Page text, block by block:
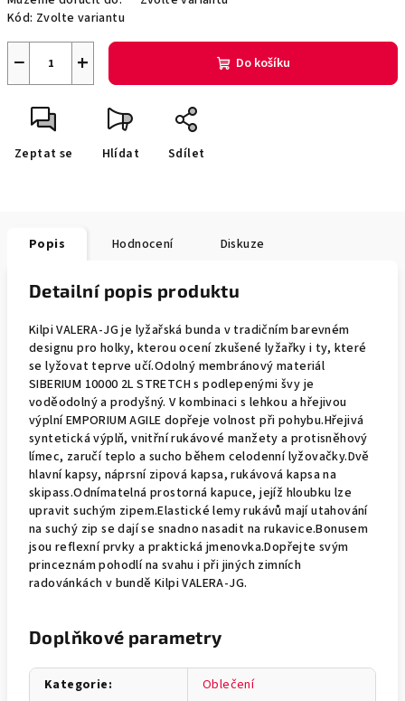
Kód: Zvolte variantu
+
− Do košíku
Zeptat se Hlídat Sdílet
Popis Hodnocení Diskuze
Detailní popis produktu
Kilpi VALERA-JG je lyžařská bunda v tradičním barevném
designu pro holky, kterou ocení zkušené lyžařky i ty, které
se lyžovat teprve učí.Odolný membránový materiál
SIBERIUM 10000 2L STRETCH s podlepenými švy je
voděodolný a prodyšný. V kombinaci s lehkou a hřejivou
výplní EMPORIUM AGILE dopřeje volnost při pohybu.Hřejivá
syntetická výplň, vnitřní rukávové manžety a protisněhový
límec, zaručí teplo a sucho během celodenní lyžovačky.Dvě
hlavní kapsy, náprsní zipová kapsa, rukávová kapsa na
skipass.Odnímatelná prostorná kapuce, jejíž hloubku lze
upravit suchým zipem.Elastické lemy rukávů mají utahování
na suchý zip se dají se snadno nasadit na rukavice.Bonusem
jsou reflexní prvky a praktická jmenovka.Dopřejte svým
princeznám pohodlí na svahu i při jiných zimních
radovánkách v bundě Kilpi VALERA-JG.
Doplňkové parametry
Kategorie:
Oblečení